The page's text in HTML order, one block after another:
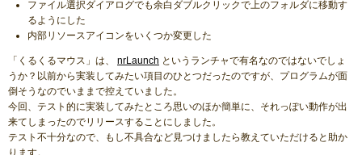
ファイル選択ダイアログでも余白ダブルクリックで上のフォルダに移動す
るようにした
内部リソースアイコンをいくつか変更した
「くるくるマウス」は、 nrLaunch というランチャで有名なのではないでしょ
うか？以前から実装してみたい項目のひとつだったのですが、プログラムが面
倒そうなのでいままで控えていました。
今回、テスト的に実装してみたところ思いのほか簡単に、それっぽい動作が出
来てしまったのでリリースすることにしました。
テスト不十分なので、もし不具合など見つけましたら教えていただけると助か
ります。